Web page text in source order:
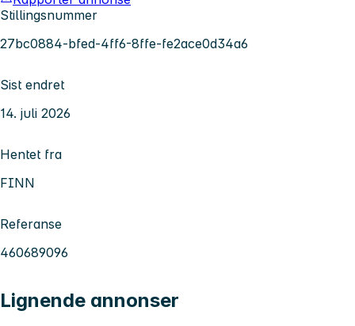
Stillingsnummer
27bc0884-bfed-4ff6-8ffe-fe2ace0d34a6
Sist endret
14. juli 2026
Hentet fra
FINN
Referanse
460689096
Lignende annonser